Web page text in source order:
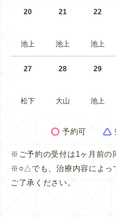
20
池上
21
池上
22
池上
27
松下
28
大山
29
池上
予約可
※ご予約の受付は1ヶ月前の
※○△でも、治療内容によっ
ご了承ください。